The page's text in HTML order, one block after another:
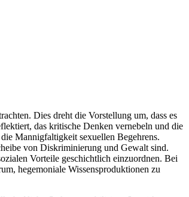
Dies dreht die Vorstellung um, dass es
das kritische Denken vernebeln und die
Mannigfaltigkeit sexuellen Begehrens.
von Diskriminierung und Gewalt sind.
Vorteile geschichtlich einzuordnen. Bei
hegemoniale Wissensproduktionen zu